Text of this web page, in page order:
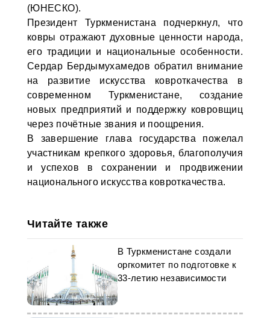
(ЮНЕСКО).
Президент Туркменистана подчеркнул, что
ковры отражают духовные ценности народа,
его традиции и национальные особенности.
Сердар Бердымухамедов обратил внимание
на развитие искусства ковроткачества в
современном Туркменистане, создание
новых предприятий и поддержку ковровщиц
через почётные звания и поощрения.
В завершение глава государства пожелал
участникам крепкого здоровья, благополучия
и успехов в сохранении и продвижении
национального искусства ковроткачества.
Читайте также
В Туркменистане создали
оргкомитет по подготовке к
33-летию независимости